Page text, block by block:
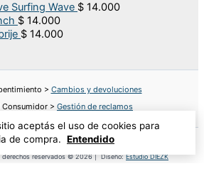
Surfing Wave $ 14.000
$ 14.000
$ 14.000
> Cambios y devoluciones
Consumidor > Gestión de reclamos
derechos reservados © 2026 | Diseño:Estudio DIEZK
aceptás el uso de cookies para
de compra. Entendido